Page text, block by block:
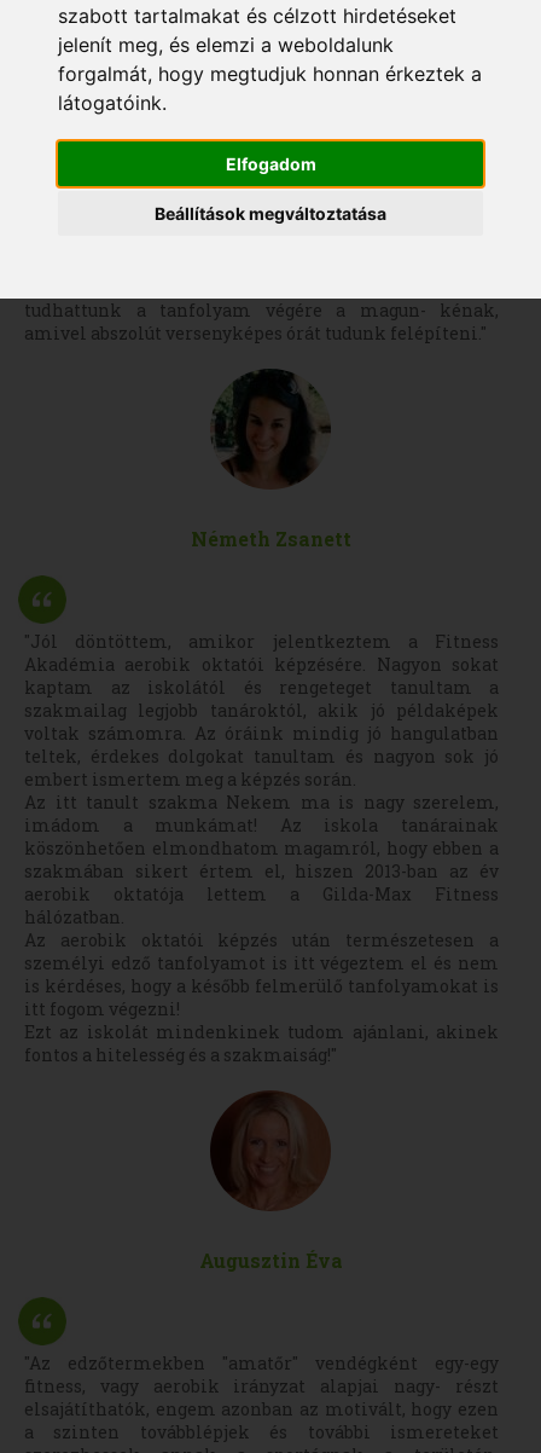
szabott tartalmakat és célzott hirdetéseket
jelenít meg, és elemzi a weboldalunk
forgalmát, hogy megtudjuk honnan érkeztek a
látogatóink.
Elfogadom
Beállítások megváltoztatása
"Ami számomra fontos volt az iskolaválasztásnál, hogy
a gyakorlati felkészítés mellett az elméleti oktatás is
nagy hangsúlyt kapjon és szerencsére nem kellett
segítőkész tanári gárda készített fel minket a
szakmában való boldogulásra.
A gyakorlati képzés szintén nagyon színvonalas. Ezzel
kapcsolatban két dolgot emelnék ki: egyrészt, az
tudhattunk a tanfolyam végére a magun- kénak,
amivel abszolút versenyképes órát tudunk felépíteni."
Németh Zsanett
"Jól döntöttem, amikor jelentkeztem a Fitness
Akadémia aerobik oktatói képzésére. Nagyon sokat
kaptam az iskolától és rengeteget tanultam a
szakmailag legjobb tanároktól, akik jó példaképek
voltak számomra. Az óráink mindig jó hangulatban
teltek, érdekes dolgokat tanultam és nagyon sok jó
embert ismertem meg a képzés során.
Az itt tanult szakma Nekem ma is nagy szerelem,
imádom a munkámat! Az iskola tanárainak
köszönhetően elmondhatom magamról, hogy ebben a
szakmában sikert értem el, hiszen 2013-ban az év
aerobik oktatója lettem a Gilda-Max Fitness
hálózatban.
Az aerobik oktatói képzés után természetesen a
személyi edző tanfolyamot is itt végeztem el és nem
is kérdéses, hogy a később felmerülő tanfolyamokat is
itt fogom végezni!
Ezt az iskolát mindenkinek tudom ajánlani, akinek
fontos a hitelesség és a szakmaiság!"
Augusztin Éva
"Az edzőtermekben "amatőr" vendégként egy-egy
fitness, vagy aerobik irányzat alapjai nagy- részt
elsajátíthatók, engem azonban az motivált, hogy ezen
a szinten továbblépjek és további ismereteket